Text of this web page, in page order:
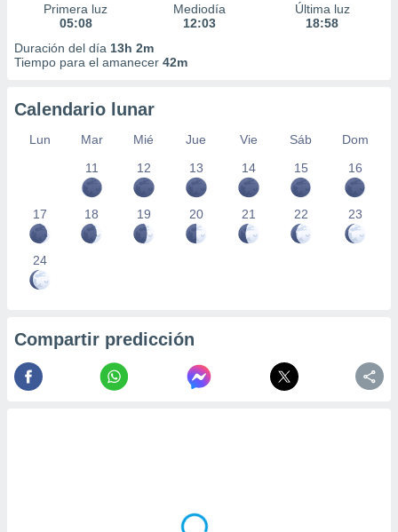
Primera luz
05:08
Mediodía
12:03
Última luz
18:58
Duración del día 13h 2m
Tiempo para el amanecer 42m
Calendario lunar
Lun Mar Mié Jue Vie Sáb
Dom
11
12 13 14 15 16
17 18 19 20 21 22 23
24
Compartir predicción